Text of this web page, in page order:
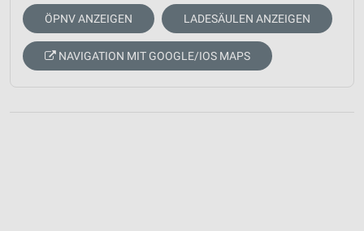
ÖPNV ANZEIGEN LADESÄULEN ANZEIGEN
NAVIGATION MIT GOOGLE/IOS MAPS